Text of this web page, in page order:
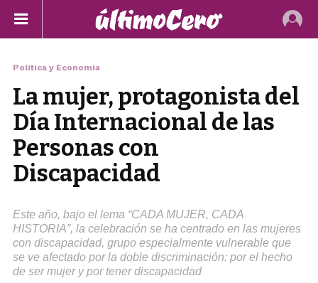
Política y Economía
La mujer, protagonista del
Día Internacional de las
Personas con
Discapacidad
Este año, bajo el lema “CADA MUJER, CADA
HISTORIA”, la celebración se ha centrado en las mujeres
con discapacidad, grupo especialmente vulnerable que
se ve afectado por la doble discriminación: por el hecho
de ser mujer y por tener discapacidad